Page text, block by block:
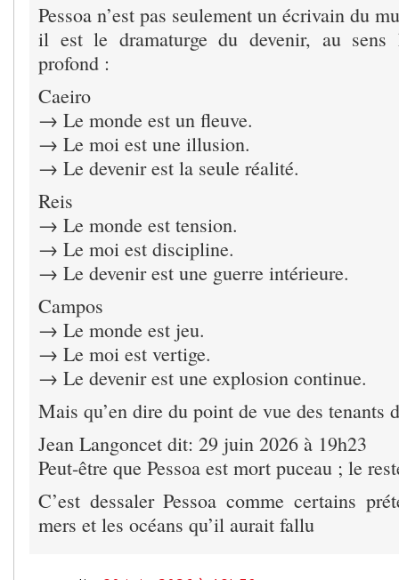
Pessoa n’est pas seulement un écrivain du
il est le dramaturge du devenir, au sens
profond :
Caeiro
→ Le monde est un fleuve.
→ Le moi est une illusion.
→ Le devenir est la seule réalité.
Reis
→ Le monde est tension.
→ Le moi est discipline.
→ Le devenir est une guerre intérieure.
Campos
→ Le monde est jeu.
→ Le moi est vertige.
→ Le devenir est une explosion continue.
Mais qu’en dire du point de vue des tenants
Jean Langoncet dit: 29 juin 2026 à 19h23
Peut-être que Pessoa est mort puceau ; le
C’est dessaler Pessoa comme certains
mers et les océans qu’il aurait fallu